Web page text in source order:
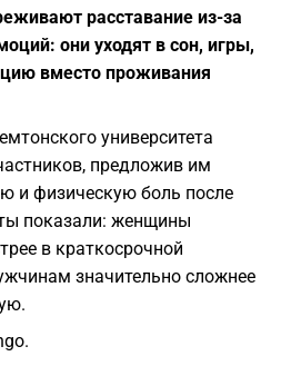
расставание из-за
они уходят в сон, игры,
вместо проживания
университета
предложив им
и физическую боль после
показали: женщины
в краткосрочной
значительно сложнее